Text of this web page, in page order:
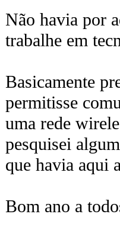
Não havia por
trabalhe em
Basicamente
permitisse
uma rede
pesquisei
que havia aqui
Bom ano a